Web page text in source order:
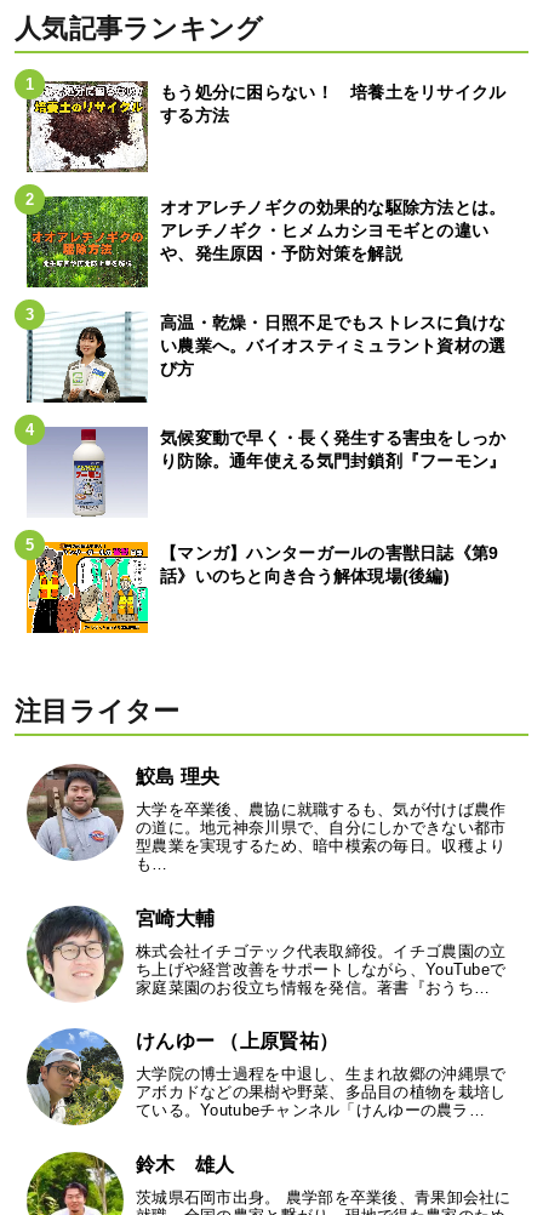
人気記事ランキング
もう処分に困らない！ 培養土をリサイクル
する方法
オオアレチノギクの効果的な駆除方法とは。
アレチノギク・ヒメムカシヨモギとの違い
や、発生原因・予防対策を解説
高温・乾燥・日照不足でもストレスに負けな
い農業へ。バイオスティミュラント資材の選
び方
気候変動で早く・長く発生する害虫をしっか
り防除。通年使える気門封鎖剤『フーモン』
【マンガ】ハンターガールの害獣日誌《第9
話》いのちと向き合う解体現場(後編)
注目ライター
鮫島 理央
大学を卒業後、農協に就職するも、気が付けば農作
の道に。地元神奈川県で、自分にしかできない都市
型農業を実現するため、暗中模索の毎日。収穫より
も…
宮崎大輔
株式会社イチゴテック代表取締役。イチゴ農園の立
ち上げや経営改善をサポートしながら、YouTubeで
家庭菜園のお役立ち情報を発信。著書『おうち…
けんゆー （上原賢祐）
大学院の博士過程を中退し、生まれ故郷の沖縄県で
アボカドなどの果樹や野菜、多品目の植物を栽培し
ている。Youtubeチャンネル「けんゆーの農ラ…
鈴木 雄人
茨城県石岡市出身。 農学部を卒業後、青果卸会社に